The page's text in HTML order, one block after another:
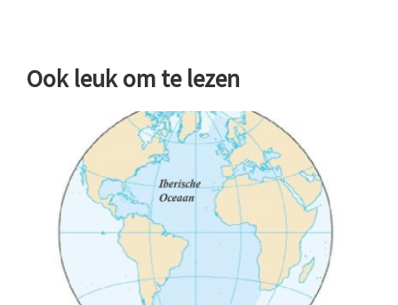
Ook leuk om te lezen